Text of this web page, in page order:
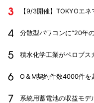
【9/3開催】TOKYOエ
分散型パワコンに“20年
積水化学工業がペロブ
O＆M契約件数4000件を
系統用蓄電池の収益モ